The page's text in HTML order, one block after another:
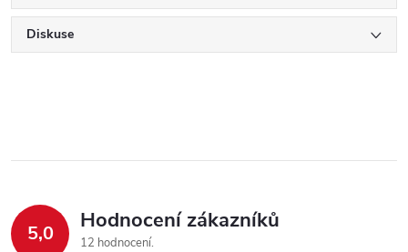
Diskuse
5,0 Hodnocení zákazníků
12 hodnocení